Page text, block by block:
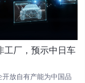
工厂，预示中日车
放自有产能为中国品